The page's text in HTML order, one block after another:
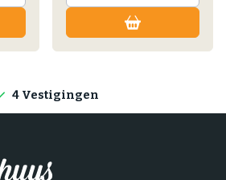
Lokale producten
4 Vestigingen